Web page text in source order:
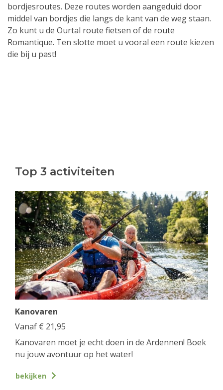
bordjesroutes. Deze routes worden aangeduid door
middel van bordjes die langs de kant van de weg staan.
Zo kunt u de Ourtal route fietsen of de route
Romantique. Ten slotte moet u vooral een route kiezen
die bij u past!
Top 3 activiteiten
Kanovaren
Vanaf € 21,95
Kanovaren moet je echt doen in de Ardennen! Boek
nu jouw avontuur op het water!
bekijken